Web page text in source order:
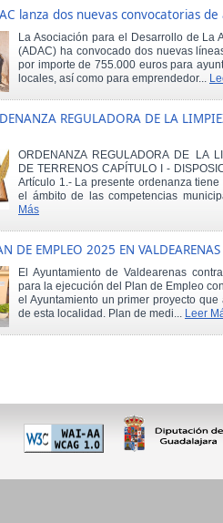
lanza dos nuevas convocatorias de
La Asociación para el Desarrollo de La
(ADAC) ha convocado dos nuevas
por importe de 755.000 euros para
locales, así como para emprendedor...
REGULADORA DE LA
ORDENANZA REGULADORA DE LA
DE TERRENOS CAPÍTULO I -
Artículo 1.- La presente ordenanza
el ámbito de las competencias
Más
DE EMPLEO 2025 EN VALDEARENAS
El Ayuntamiento de Valdearenas
para la ejecución del Plan de Empleo
el Ayuntamiento un primer proyecto
de esta localidad. Plan de medi... Leer